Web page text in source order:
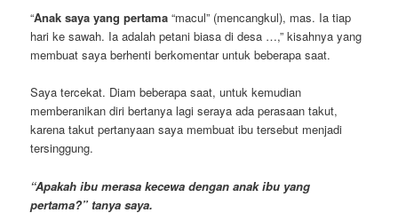
“Anak saya yang pertama “macul” (mencangkul), mas. Ia tiap
hari ke sawah. Ia adalah petani biasa di desa …,” kisahnya yang
membuat saya berhenti berkomentar untuk beberapa saat.
Saya tercekat. Diam beberapa saat, untuk kemudian
memberanikan diri bertanya lagi seraya ada perasaan takut,
karena takut pertanyaan saya membuat ibu tersebut menjadi
tersinggung.
“Apakah ibu merasa kecewa dengan anak ibu yang
pertama?” tanya saya.